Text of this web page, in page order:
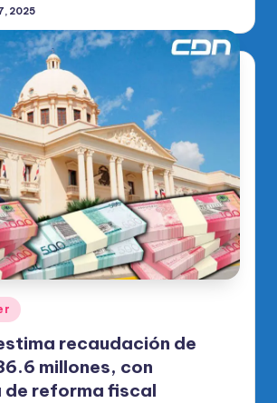
2025
recaudación de
millones, con
reforma fiscal